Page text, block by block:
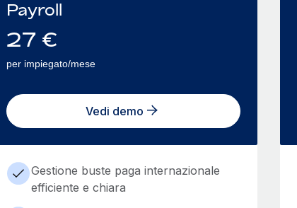
Payroll
27 €
per impiegato/mese
Vedi demo
Gestione buste paga internazionale
efficiente e chiara